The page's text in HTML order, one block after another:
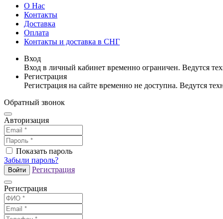
О Нас
Контакты
Доставка
Оплата
Контакты и доставка в СНГ
Вход
Вход в личный кабинет временно ограничен. Ведутся
Регистрация
Регистрация на сайте временно не доступна. Ведутся
Обратный звонок
Авторизация
Показать пароль
Забыли пароль?
Войти Регистрация
Регистрация